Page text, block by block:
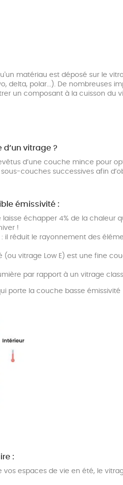
matériau est déposé sur le
delta, polar...). De nombreuses
un composant à la cuisson du
vitrage ?
d’une couche mince pour
couches successives afin
émissivité :
laisse échapper 4% de la chaleur
!
il réduit le rayonnement des
(ou vitrage Low E) est une fine
par rapport à un vitrage
porte la couche basse émissivité
:
vos espaces de vie en été, le